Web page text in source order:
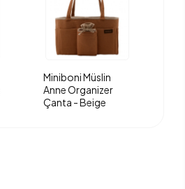
Miniboni Müslin
Anne Organizer
Çanta - Beige